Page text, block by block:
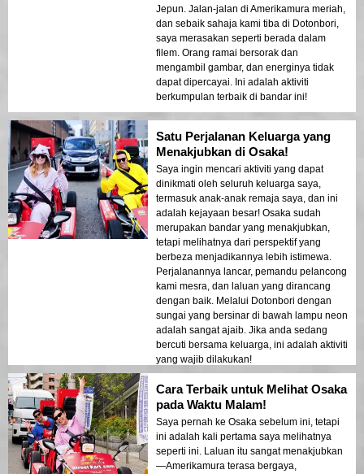
Jepun. Jalan-jalan di Amerikamura meriah,
dan sebaik sahaja kami tiba di Dotonbori,
saya merasakan seperti berada dalam
filem. Orang ramai bersorak dan
mengambil gambar, dan energinya tidak
dapat dipercayai. Ini adalah aktiviti
berkumpulan terbaik di bandar ini!
Satu Perjalanan Keluarga yang
Menakjubkan di Osaka!
Saya ingin mencari aktiviti yang dapat
dinikmati oleh seluruh keluarga saya,
termasuk anak-anak remaja saya, dan ini
adalah kejayaan besar! Osaka sudah
merupakan bandar yang menakjubkan,
tetapi melihatnya dari perspektif yang
berbeza menjadikannya lebih istimewa.
Perjalanannya lancar, pemandu pelancong
kami mesra, dan laluan yang dirancang
dengan baik. Melalui Dotonbori dengan
sungai yang bersinar di bawah lampu neon
adalah sangat ajaib. Jika anda sedang
bercuti bersama keluarga, ini adalah aktiviti
yang wajib dilakukan!
Cara Terbaik untuk Melihat Osaka
pada Waktu Malam!
Saya pernah ke Osaka sebelum ini, tetapi
ini adalah kali pertama saya melihatnya
seperti ini. Laluan itu sangat menakjubkan
—Amerikamura terasa bergaya,